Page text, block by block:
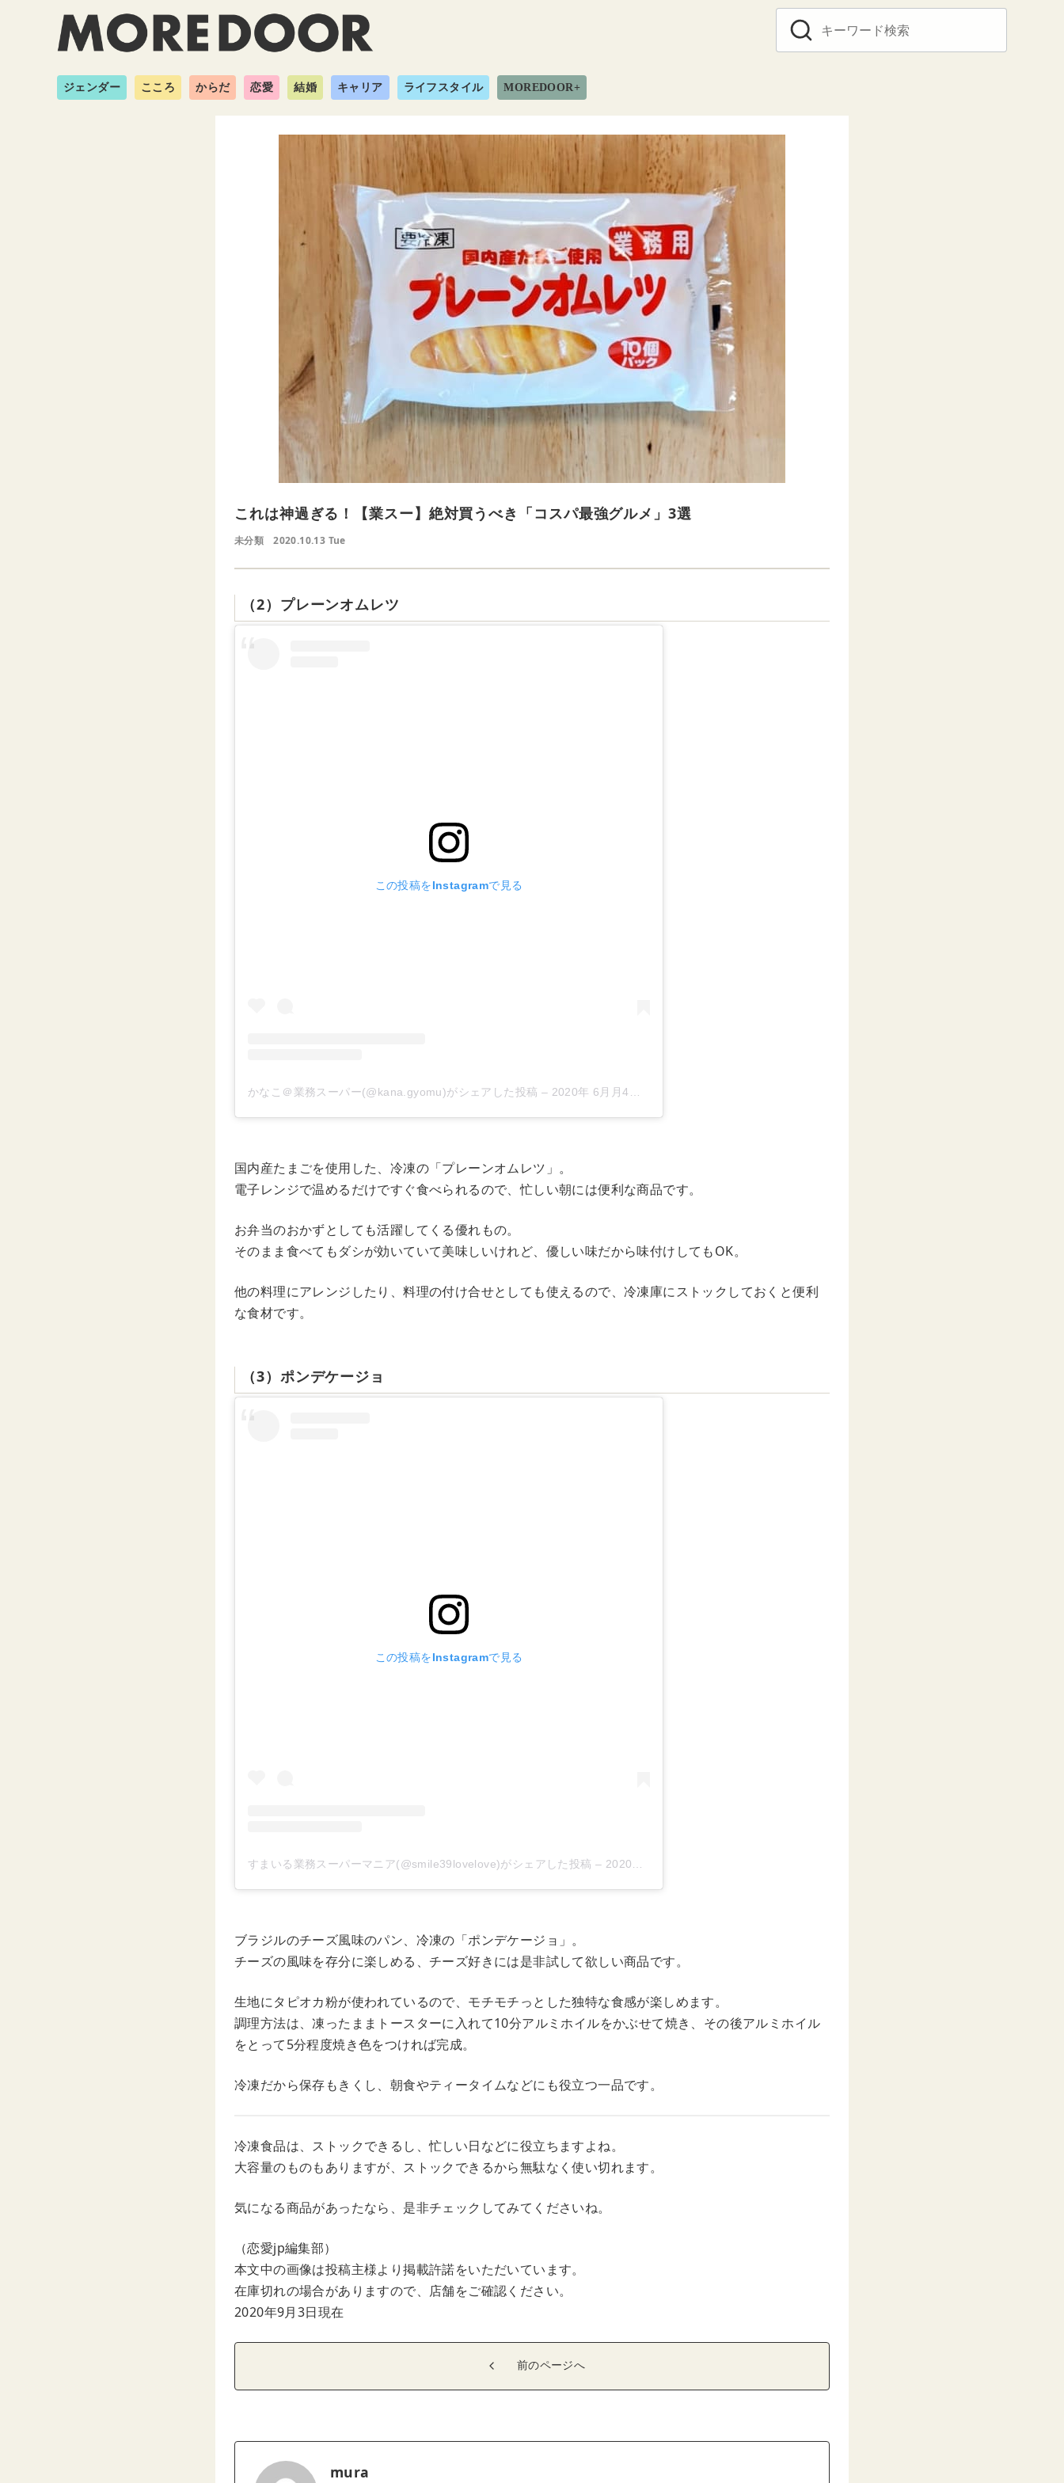
ジェンダー こころ からだ 恋愛 結婚 キャリア ライフスタイル MOREDOOR+
これは神過ぎる！【業スー】絶対買うべき「コスパ最強グルメ」3選
未分類 2020.10.13 Tue
（2）プレーンオムレツ
この投稿をInstagramで見る
かなこ＠業務スーパー(@kana.gyomu)がシェアした投稿 – 2020年 6月月4日午前6時15分PDT
国内産たまごを使用した、冷凍の「プレーンオムレツ」。
電子レンジで温めるだけですぐ食べられるので、忙しい朝には便利な商品です。
お弁当のおかずとしても活躍してくる優れもの。
そのまま食べてもダシが効いていて美味しいけれど、優しい味だから味付けしてもOK。
他の料理にアレンジしたり、料理の付け合せとしても使えるので、冷凍庫にストックしておくと便利
な食材です。
（3）ポンデケージョ
この投稿をInstagramで見る
すまいる業務スーパーマニア(@smile39lovelove)がシェアした投稿 – 2020年 8月月19日午前6時31分PDT
ブラジルのチーズ風味のパン、冷凍の「ポンデケージョ」。
チーズの風味を存分に楽しめる、チーズ好きには是非試して欲しい商品です。
生地にタピオカ粉が使われているので、モチモチっとした独特な食感が楽しめます。
調理方法は、凍ったままトースターに入れて10分アルミホイルをかぶせて焼き、その後アルミホイル
をとって5分程度焼き色をつければ完成。
冷凍だから保存もきくし、朝食やティータイムなどにも役立つ一品です。
冷凍食品は、ストックできるし、忙しい日などに役立ちますよね。
大容量のものもありますが、ストックできるから無駄なく使い切れます。
気になる商品があったなら、是非チェックしてみてくださいね。
（恋愛jp編集部）
本文中の画像は投稿主様より掲載許諾をいただいています。
在庫切れの場合がありますので、店舗をご確認ください。
2020年9月3日現在
前のページへ
mura